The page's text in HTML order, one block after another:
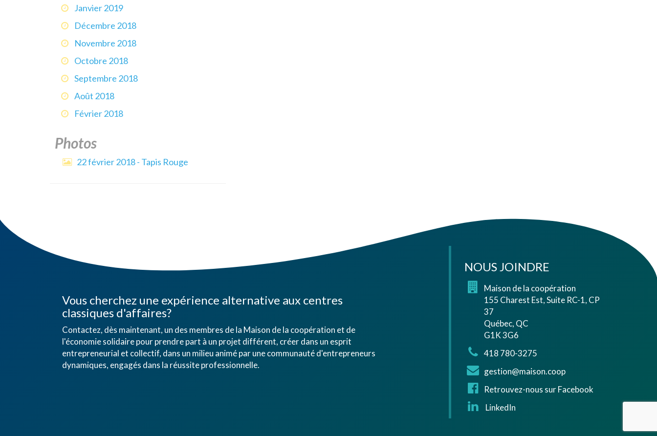
Janvier 2019
Décembre 2018
Novembre 2018
Octobre 2018
Septembre 2018
Août 2018
Février 2018
Photos
22 février 2018 - Tapis Rouge
Vous cherchez une expérience alternative aux centres
classiques d'affaires?
Contactez, dès maintenant, un des membres de la Maison de la coopération et de
l'économie solidaire pour prendre part à un projet différent, créer dans un esprit
entrepreneurial et collectif, dans un milieu animé par une communauté d'entrepreneurs
dynamiques, engagés dans la réussite professionnelle.
NOUS JOINDRE
Maison de la coopération
155 Charest Est, Suite RC-1, CP
37
Québec, QC
G1K 3G6
418 780-3275
gestion@maison.coop
Retrouvez-nous sur Facebook
LinkedIn